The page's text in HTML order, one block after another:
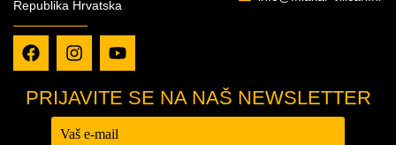
Republika Hrvatska
PRIJAVITE SE NA NAŠ NEWSLETTER
Prijava -